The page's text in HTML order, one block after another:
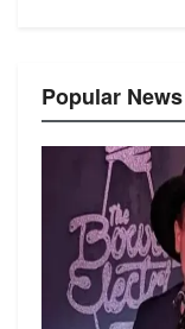
Popular News